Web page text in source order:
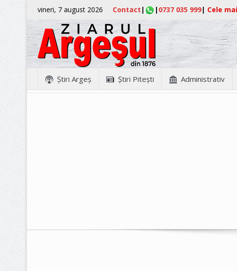
vineri, 7 august 2026 Contact | | 0737 035 999| Cele
Ştiri Argeş Ştiri Piteşti Administrativ